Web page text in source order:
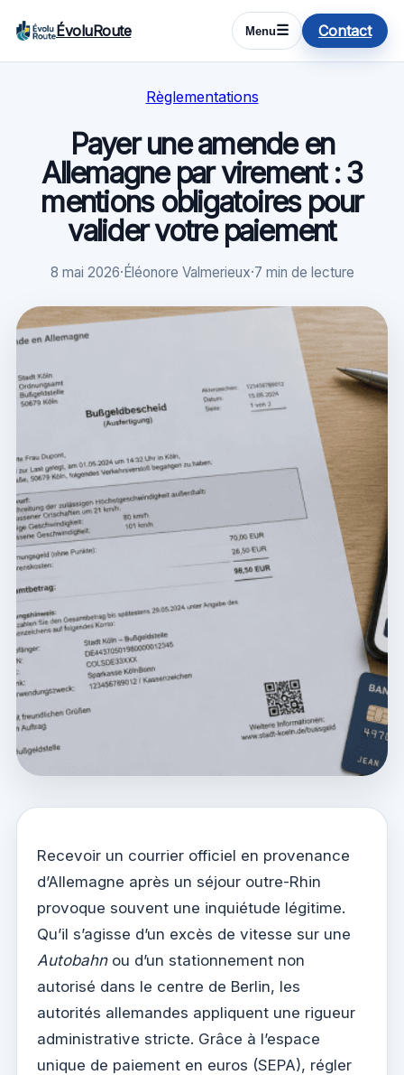
ÉvoluRoute Menu☰ Contact
Règlementations
Payer une amende en
Allemagne par virement : 3
mentions obligatoires pour
valider votre paiement
8 mai 2026·Éléonore Valmerieux·7 min de lecture
Recevoir un courrier officiel en provenance
d’Allemagne après un séjour outre-Rhin
provoque souvent une inquiétude légitime.
Qu’il s’agisse d’un excès de vitesse sur une
Autobahnou d’un stationnement non
autorisé dans le centre de Berlin, les
autorités allemandes appliquent une rigueur
administrative stricte. Grâce à l’espace
unique de paiement en euros (SEPA), régler